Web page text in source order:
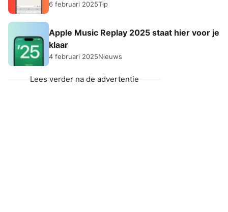
6 februari 2025Tip
Apple Music Replay 2025 staat hier voor je
klaar
4 februari 2025Nieuws
Lees verder na de advertentie